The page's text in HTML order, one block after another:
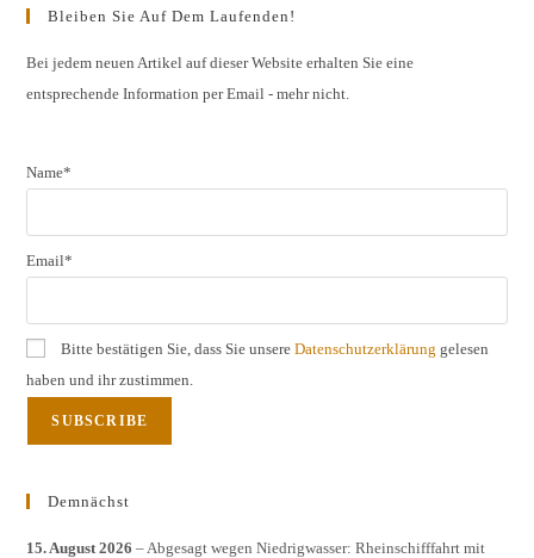
Bleiben Sie Auf Dem Laufenden!
Bei jedem neuen Artikel auf dieser Website erhalten Sie eine
entsprechende Information per Email - mehr nicht.
Name*
Email*
Bitte bestätigen Sie, dass Sie unsereDatenschutzerklärung gelesen
haben und ihr zustimmen.
Demnächst
15. August 2026 – Abgesagt wegen Niedrigwasser: Rheinschifffahrt mit